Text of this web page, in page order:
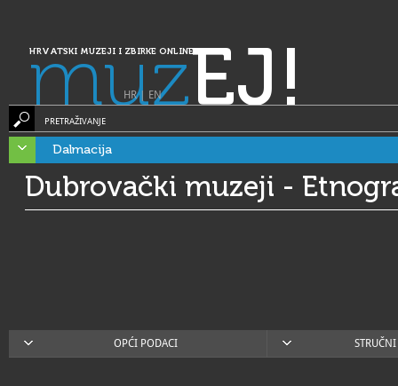
HRVATSKI MUZEJI I ZBIRKE ONLINE
muzEJ!
HR| EN
PRETRAŽIVANJE
Dalmacija
Dubrovački muzeji -
OPĆI PODACI